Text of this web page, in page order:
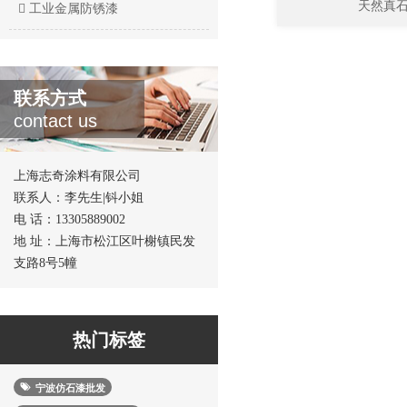
工业金属防锈漆
联系方式
contact us
上海志奇涂料有限公司
联系人：李先生|钭小姐
电 话：13305889002
地 址：上海市松江区叶榭镇民发
支路8号5幢
热门标签
宁波仿石漆批发
天然真